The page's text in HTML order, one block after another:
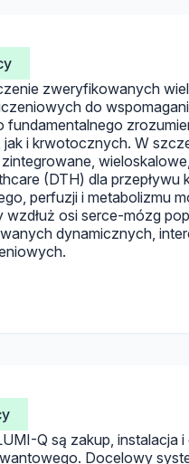
zweryfikowanych
do
i krwotocznych. W
(DTH) dla przepływu
perfuzji i metabolizmu
wzdłuż osi serce-mózg
dynamicznych,
Q są zakup, instalacja
Docelowy